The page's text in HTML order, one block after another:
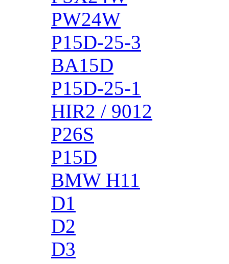
PW24W
P15D-25-3
BA15D
P15D-25-1
HIR2 / 9012
P26S
P15D
BMW H11
D1
D2
D3